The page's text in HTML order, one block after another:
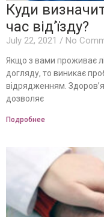
Куди
час від’їзду?
July 22, 2021 No
Якщо з вами проживає
догляду, то виникає
відрядженням.
дозволяє
Подробнее